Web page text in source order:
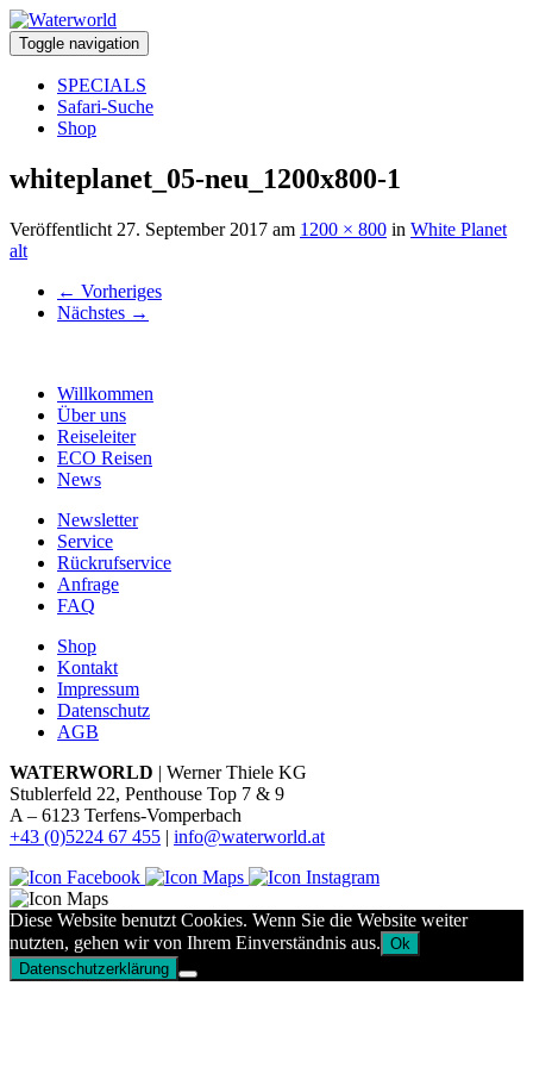
Toggle navigation
SPECIALS
Safari-Suche
Shop
whiteplanet_05-neu_1200x800-1
Veröffentlicht 27. September 2017 am 1200 × 800 in White Planet
alt
← Vorheriges
Nächstes →
Willkommen
Über uns
Reiseleiter
ECO Reisen
News
Newsletter
Service
Rückrufservice
Anfrage
FAQ
Shop
Kontakt
Impressum
Datenschutz
AGB
WATERWORLD | Werner Thiele KG
Stublerfeld 22, Penthouse Top 7 & 9
A – 6123 Terfens-Vomperbach
+43 (0)5224 67 455 | info@waterworld.at
Diese Website benutzt Cookies. Wenn Sie die Website weiter
nutzten, gehen wir von Ihrem Einverständnis aus. Ok
Datenschutzerklärung